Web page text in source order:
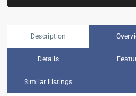
Description
Details
Similar Listings